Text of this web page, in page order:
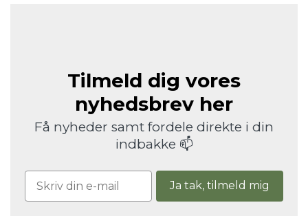
Tilmeld dig vores
nyhedsbrev her
Få nyheder samt fordele direkte i din
indbakke 📫
Ja tak, tilmeld mig